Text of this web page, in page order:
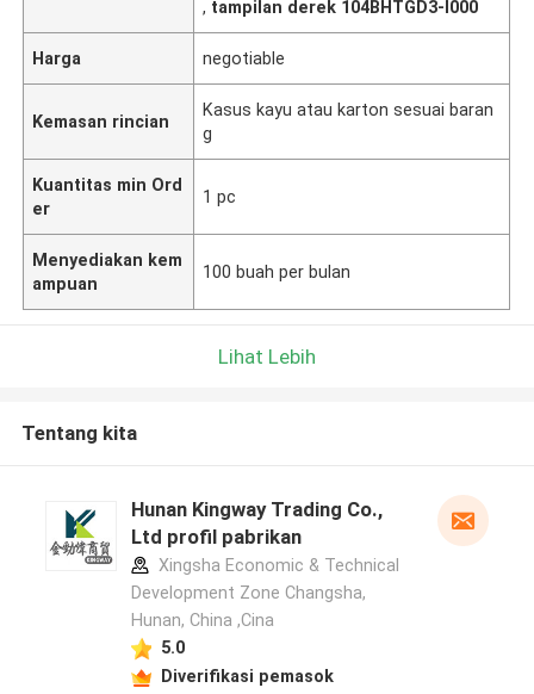
, tampilan derek 104BHTGD3-I000
Harga negotiable
Kemasan rincian
Kasus kayu atau karton sesuai baran
g
Kuantitas min Ord
er
1 pc
Menyediakan kem
ampuan
100 buah per bulan
Lihat Lebih
Tentang kita
Hunan Kingway Trading Co.,
Ltd profil pabrikan
Xingsha Economic & Technical
Development Zone Changsha,
Hunan, China ,Cina
5.0
Diverifikasi pemasok